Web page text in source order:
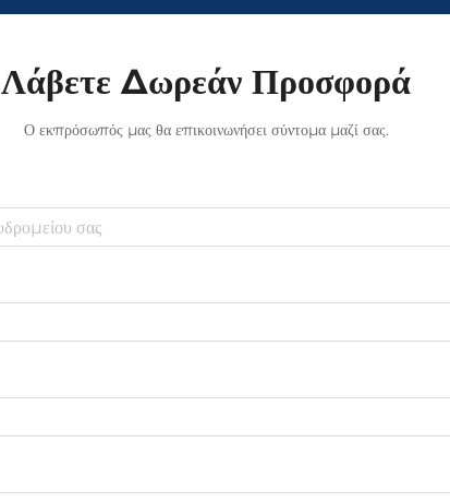
Λάβετε Δωρεάν Προσφορά
Ο εκπρόσωπός μας θα επικοινωνήσει σύντομα μαζί σας.